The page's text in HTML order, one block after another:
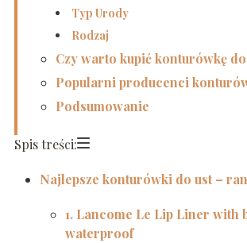
Typ Urody
Rodzaj
Czy warto kupić konturówkę
Popularni producenci
Podsumowanie
Spis treści:
Najlepsze konturówki do ust –
1. Lancome Le Lip Liner with
waterproof